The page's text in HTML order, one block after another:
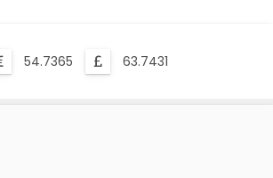
54.7365 63.7431